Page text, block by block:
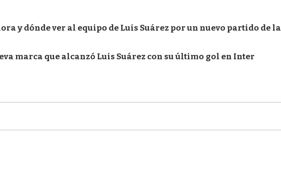
y dónde ver al equipo de Luis Suárez por un nuevo partido de la
marca que alcanzó Luis Suárez con su último gol en Inter